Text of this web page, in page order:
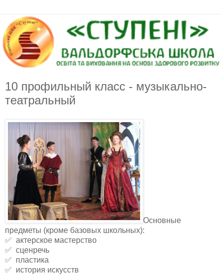
10 профильный класс - музыкально-
театральный
Основные
предметы (кроме базовых школьных):
✅ актерское мастерство
✅ сценречь
✅ пластика
✅ история искусств